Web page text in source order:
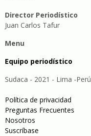
Director Periodístico
Juan Carlos Tafur
Menu
Equipo periodístico
Sudaca - 2021 - Lima -Perú
Política de privacidad
Preguntas Frecuentes
Nosotros
Suscríbase